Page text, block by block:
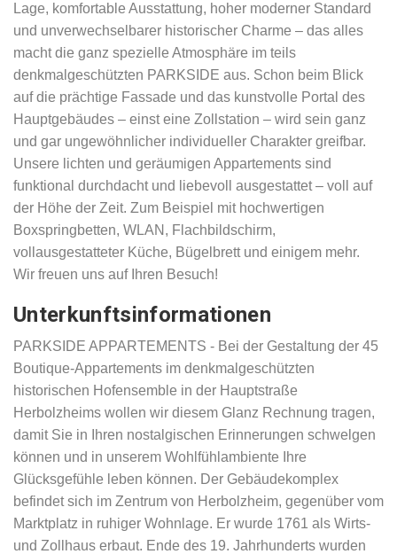
Lage, komfortable Ausstattung, hoher moderner Standard
und unverwechselbarer historischer Charme – das alles
macht die ganz spezielle Atmosphäre im teils
denkmalgeschützten PARKSIDE aus. Schon beim Blick
auf die prächtige Fassade und das kunstvolle Portal des
Hauptgebäudes – einst eine Zollstation – wird sein ganz
und gar ungewöhnlicher individueller Charakter greifbar.
Unsere lichten und geräumigen Appartements sind
funktional durchdacht und liebevoll ausgestattet – voll auf
der Höhe der Zeit. Zum Beispiel mit hochwertigen
Boxspringbetten, WLAN, Flachbildschirm,
vollausgestatteter Küche, Bügelbrett und einigem mehr.
Wir freuen uns auf Ihren Besuch!
Unterkunftsinformationen
PARKSIDE APPARTEMENTS - Bei der Gestaltung der 45
Boutique-Appartements im denkmalgeschützten
historischen Hofensemble in der Hauptstraße
Herbolzheims wollen wir diesem Glanz Rechnung tragen,
damit Sie in Ihren nostalgischen Erinnerungen schwelgen
können und in unserem Wohlfühlambiente Ihre
Glücksgefühle leben können. Der Gebäudekomplex
befindet sich im Zentrum von Herbolzheim, gegenüber vom
Marktplatz in ruhiger Wohnlage. Er wurde 1761 als Wirts-
und Zollhaus erbaut. Ende des 19. Jahrhunderts wurden